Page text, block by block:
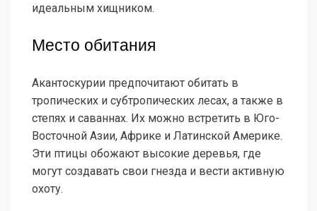
идеальным хищником.
Место обитания
Акантоскурии предпочитают обитать в
тропических и субтропических лесах, а также в
степях и саваннах. Их можно встретить в Юго-
Восточной Азии, Африке и Латинской Америке.
Эти птицы обожают высокие деревья, где
могут создавать свои гнезда и вести активную
охоту.